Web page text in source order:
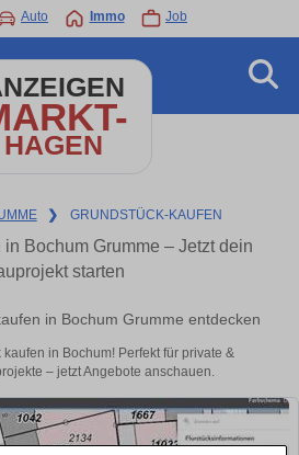
Auto Immo Job
HAGEN
❯ GRUNDSTÜCK-KAUFEN
Bochum Grumme – Jetzt dein
starten
in Bochum Grumme entdecken
in Bochum! Perfekt für private &
– jetzt Angebote anschauen.